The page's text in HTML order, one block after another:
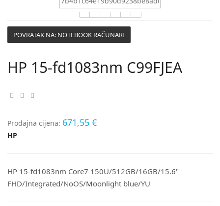
POVRATAK NA: NOTEBOOK RAČUNARI
HP 15-fd1083nm C99FJEA
Prodajna cijena: 671,55 €
HP
HP 15-fd1083nm Core7 150U/512GB/16GB/15.6"
FHD/Integrated/NoOS/Moonlight blue/YU